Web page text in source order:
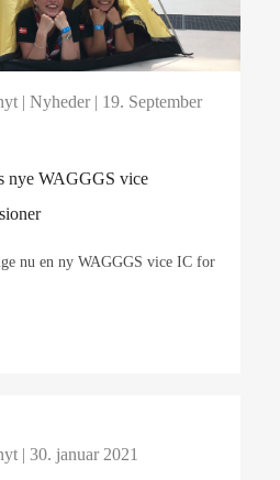
| Nyheder| 19. September
nye WAGGGS vice
nu en ny WAGGGS vice IC for
| 30. januar 2021